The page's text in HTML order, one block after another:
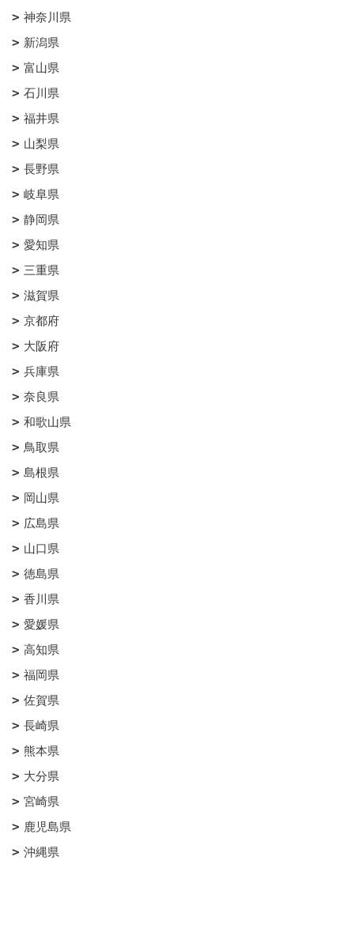
神奈川県
新潟県
富山県
石川県
福井県
山梨県
長野県
岐阜県
静岡県
愛知県
三重県
滋賀県
京都府
大阪府
兵庫県
奈良県
和歌山県
鳥取県
島根県
岡山県
広島県
山口県
徳島県
香川県
愛媛県
高知県
福岡県
佐賀県
長崎県
熊本県
大分県
宮崎県
鹿児島県
沖縄県